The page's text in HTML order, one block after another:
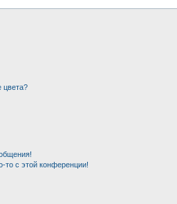
цвета?
то с этой конференции!